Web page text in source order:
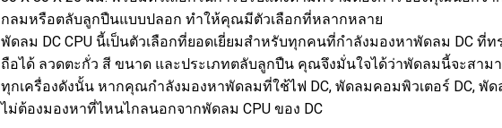
กลมหรือตลับลูกปืนแบบปลอก ทำให้คุณมีตัวเลือกที่หลากหลาย
พัดลม DC CPU นี้เป็นตัวเลือกที่ยอดเยี่ยมสำหรับทุกคนที่กำลังมองหาพัดลม DC ที่ท
ถือได้ ลวดตะกั่ว สี ขนาด และประเภทตลับลูกปืน คุณจึงมั่นใจได้ว่าพัดลมนี้จะสาม
ทุกเครื่องดังนั้น หากคุณกำลังมองหาพัดลมที่ใช้ไฟ DC, พัดลมคอมพิวเตอร์ DC, พัด
ไม่ต้องมองหาที่ไหนไกลนอกจากพัดลม CPU ของ DC